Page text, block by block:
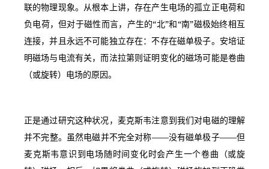
联的物理现象。从根本上讲，存在产生电场的孤立正电荷和
负电荷，但对于磁性而言，产生的“北”和“南”磁极始终相互
连接，并且永远不可能独立存在：不存在磁单极子。安培证
明磁场与电流有关，而法拉第则证明变化的磁场可能是卷曲
（或旋转）电场的原因。
正是通过研究这种状况，麦克斯韦注意到我们对电磁的理解
并不完整。虽然电磁并不完全对称——没有磁单极子——但
麦克斯韦意识到电场随时间变化时会产生一个卷曲（或旋